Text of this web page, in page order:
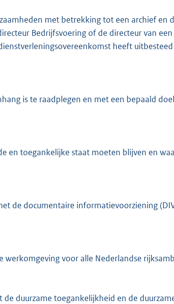
met betrekking tot een archief en
Bedrijfsvoering of de directeur van
heeft
is te raadplegen en met een bepaald
en toegankelijke staat moeten blijven en
de documentaire informatievoorziening
werkomgeving voor alle Nederlandse
duurzame toegankelijkheid en de